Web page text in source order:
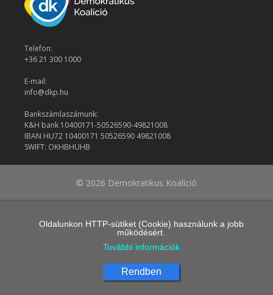
Telefon:
+36 21 300 1000
E-mail:
info@dkp.hu
Bankszámlaszámunk:
K&H bank 10400171-50526590-49821008
IBAN HU72 10400171 50526590 49821008
SWIFT: OKHBHUHB
© 2026 Demokratikus Koalíció
Oldalunkon HTTP-sütiket (Cookie) használunk a jobb
működésért.
További információk